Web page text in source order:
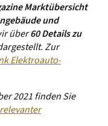
Marktübersicht
und
über60 Details zu
Zur
Elektroauto-
2021 finden Sie